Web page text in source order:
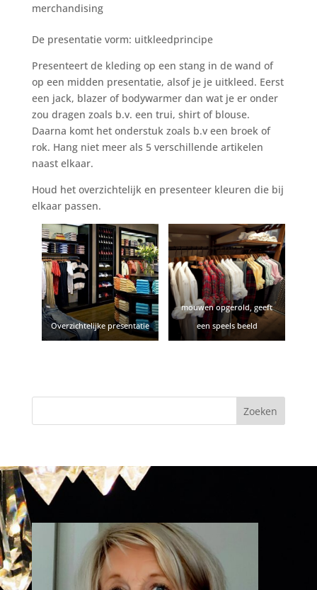
merchandising
De presentatie vorm: uitkleedprincipe
Presenteert de kleding op een stang in de wand of
op een midden presentatie, alsof jeje uitkleed. Eerst
een jack, blazer of bodywarmer dan wat je er onder
zou dragen zoals b.v. een trui, shirt of blouse.
Daarna komt het onderstuk zoals b.v een broek of
rok. Hang niet meer als 5 verschillende artikelen
naast elkaar.
Houd het overzichtelijk en presenteer kleuren die bij
elkaar passen.
Overzichtelijke presentatie
mouwen opgerold, geeft
een speels beeld